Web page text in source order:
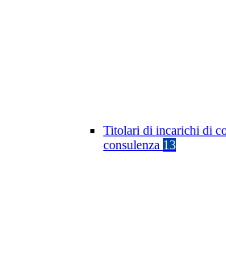
Titolari di incarichi di
consulenza 13